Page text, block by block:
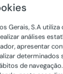
em
Gerais, S.A
análises
apresentar
determinados
de